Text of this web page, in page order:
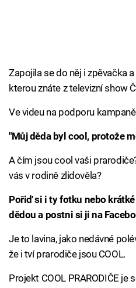
Zapojila se do něj i zpěvačka
kterou znáte z televizní show
Ve videu na podporu kampaně
"Můj děda byl cool, protože
A čím jsou cool vaši
vás v rodině zlidověla?
Pořiď si i ty fotku nebo
dědou a postni si ji na
Je to lavina, jako nedávné
že i tví prarodiče jsou COOL.
Projekt COOL PRARODIČE